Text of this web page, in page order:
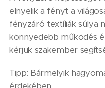
elnyelik a fényt a
fényzáró textíliák súlya
könnyedebb működés
kérjük szakember
Tipp: Bármelyik